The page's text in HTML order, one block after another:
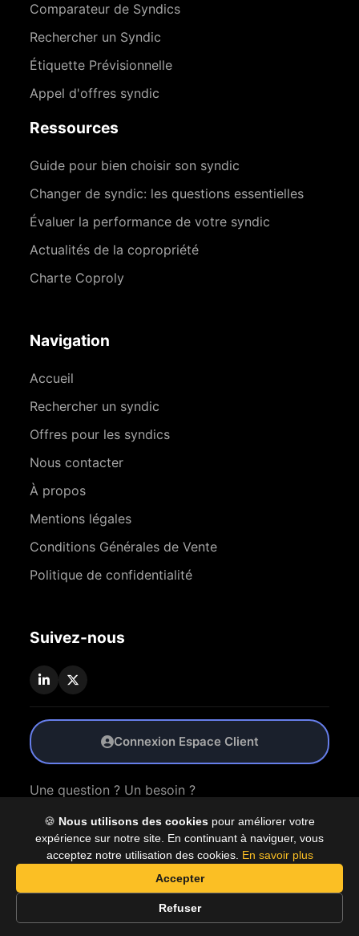
🍪 Nous utilisons des cookies pour améliorer votre
expérience sur notre site. En continuant à naviguer, vous
acceptez notre utilisation des cookies. En savoir plus
Accepter
Refuser
Comparateur de Syndics
Rechercher un Syndic
Étiquette Prévisionnelle
Appel d'offres syndic
Ressources
Guide pour bien choisir son syndic
Changer de syndic: les questions essentielles
Évaluer la performance de votre syndic
Actualités de la copropriété
Charte Coproly
Navigation
Accueil
Rechercher un syndic
Offres pour les syndics
Nous contacter
À propos
Mentions légales
Conditions Générales de Vente
Politique de confidentialité
Suivez-nous
Connexion Espace Client
Une question ? Un besoin ?
Nous Contacter
© 2026 Coproly. Tous droits réservés.